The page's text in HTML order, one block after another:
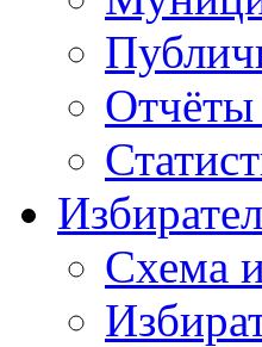
Отчёты
Схема